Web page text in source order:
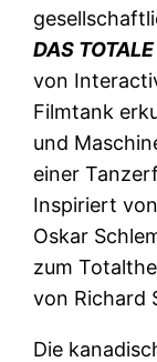
DAS
von
Filmtank
und
einer
Inspiriert
Oskar
zum
von Richard
Die